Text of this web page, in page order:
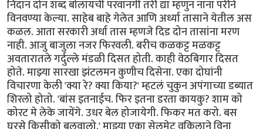
निदान दोन शब्द बोलायची परवानगी तरी द्या म्हणुन नाना परीने
विनवण्या केल्या. साहेब बाहे गेलेत आणि अर्ध्या तासाने येतील अस
कळल. आता सरकारी अर्धा तास म्हणजे दिड दोन तासांना मरण
नाही. आजु बाजुला नजर फिरवली. बरीच कळकट्ट मळकट्ट
अवतारातले गर्दुल्ले मंडळी दिसत होती. काही वेठबिगार दिसत
होते. माझ्या सारखा झंटलमन कुणीच दिसेना. एका दोघांनी
विचारणा केली 'क्या रे? क्या किया?' म्हटलं चुकुन अपंगाच्या डब्यात
शिरलो होतो. 'बांस इतनाईच. फिर इतना डरता कायकु? शाम को
कोरट मे लेके जायेंगे. उधर बेल होजायेगी. फिकर मत करो. बस